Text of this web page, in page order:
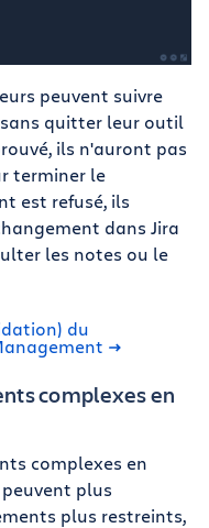
peuvent suivre
quitter leur outil
ils n'auront pas
terminer le
est refusé, ils
dans Jira
les notes ou le
du
complexes en
complexes en
plus
plus restreints,